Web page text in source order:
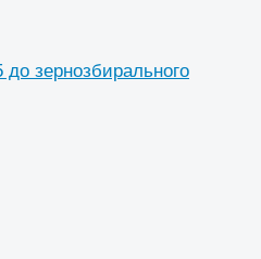
зернозбирального